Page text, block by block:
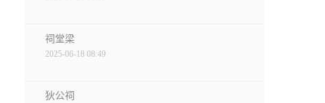
祠堂梁
2025-06-18 08:49
狄公祠